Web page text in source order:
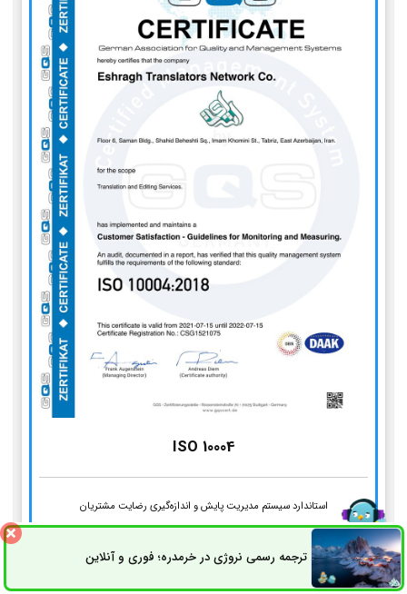
ISO 10004
استاندارد سیستم مدیریت پایش و اندازه‌گیری رضایت مشتریان
مراحل انجام ترجمه رسمی انگلیسی دراسلام‌آباد غرب
ترجمه رسمی نروژی در خرمدره؛ فوری و آنلاینثبت سفارش راه های ارتباطی